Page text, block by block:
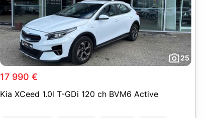
25
17 990 €
Kia XCeed 1.0l T-GDi 120 ch BVM6 Active